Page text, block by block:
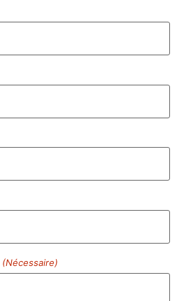
(Nécessaire)